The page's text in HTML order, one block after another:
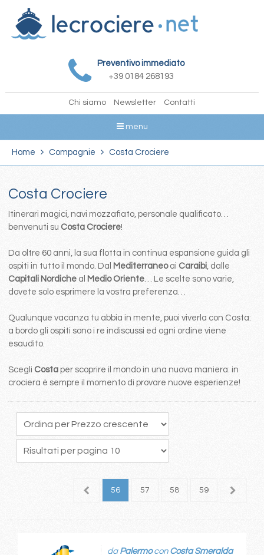
Preventivo immediato
+39 0184 268193
Chi siamo Newsletter Contatti
menu
Home Compagnie Costa Crociere
Costa Crociere
Itinerari magici, navi mozzafiato, personale qualificato…
benvenuti su Costa Crociere!
Da oltre 60 anni, la sua flotta in continua espansione guida gli
ospiti in tutto il mondo. Dal Mediterraneo ai Caraibi, dalle
Capitali Nordicheal Medio Oriente… Le scelte sono varie,
dovete solo esprimere la vostra preferenza…
Qualunque vacanza tu abbia in mente, puoi viverla con Costa:
a bordo gli ospiti sono i re indiscussi ed ogni ordine viene
esaudito.
Scegli Costa per scoprire il mondo in una nuova maniera: in
crociera è sempre il momento di provare nuove esperienze!
55 56 57 58 59 60
da Palermocon Costa Smeralda